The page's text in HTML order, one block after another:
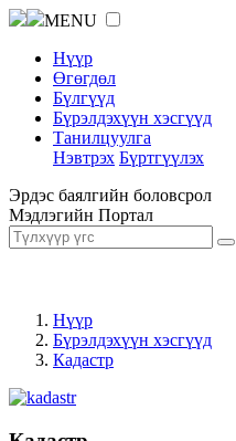
MENU
Нүүр
Өгөгдөл
Бүлгүүд
Бүрэлдэхүүн хэсгүүд
Танилцуулга
Нэвтрэх Бүртгүүлэх
Эрдэс баялгийн боловсрол
Мэдлэгийн Портал
Нүүр
Бүрэлдэхүүн хэсгүүд
Кадастр